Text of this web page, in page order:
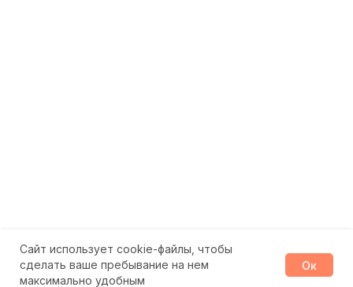
Сайт использует cookie-файлы, чтобы
сделать ваше пребывание на нем
максимально удобным
Ок